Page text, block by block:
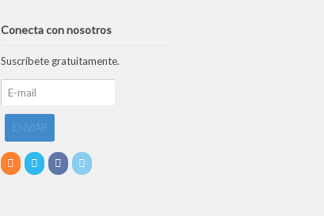
Conecta con nosotros
Suscríbete gratuitamente.